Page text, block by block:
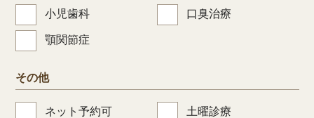
小児歯科 口臭治療
顎関節症
その他
ネット予約可 土曜診療